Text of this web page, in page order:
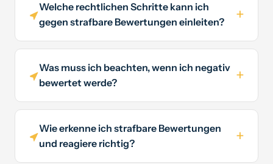
Welche rechtlichen Schritte kann ich
gegen strafbare Bewertungen einleiten?
Was muss ich beachten, wenn ich negativ
bewertet werde?
Wie erkenne ich strafbare Bewertungen
und reagiere richtig?